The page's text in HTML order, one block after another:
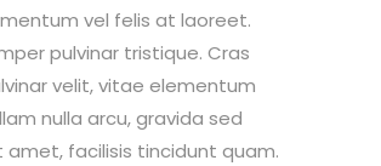
vel felis at laoreet.
pulvinar tristique. Cras
velit, vitae elementum
nulla arcu, gravida sed
amet, facilisis tincidunt quam.